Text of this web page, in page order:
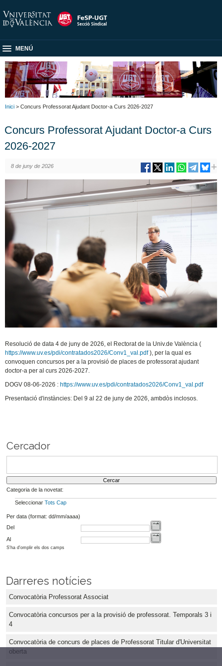
MENÚ
Inici > Concurs Professorat Ajudant Doctor-a Curs 2026-2027
Concurs Professorat Ajudant Doctor-a Curs
2026-2027
8 de juny de 2026
Resolució de data 4 de juny de 2026, el Rectorat de la Univ.de València (
https://www.uv.es/pdi/contratados2026/Conv1_val.pdf), per la qual es
convoquen concursos per a la provisió de places de professorat ajudant
doctor-a per al curs 2026-2027.
DOGV 08-06-2026 : https://www.uv.es/pdi/contratados2026/Conv1_val.pdf
Presentació d'instàncies: Del 9 al 22 de juny de 2026, ambdòs inclosos.
Cercador
Categoria de la novetat:
Seleccionar Tots Cap
Per data (format: dd/mm/aaaa)
Del
Al
S'ha d'omplir els dos camps
Darreres notícies
Convocatòria Professorat Associat
Convocatòria concursos per a la provisió de professorat. Temporals 3 i
4
Convocatòria de concurs de places de Professorat Titular d'Universitat
oberta